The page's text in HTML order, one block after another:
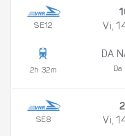
SE12
2h 32m
Vi,
DA
SE8
Vi,